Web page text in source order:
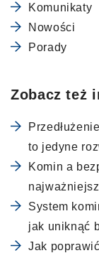
Komunikaty
Nowości
Porady
Zobacz też
to jedyne
Komin a
System
jak uniknąć
Jak